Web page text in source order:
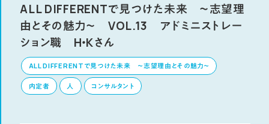
ALL DIFFERENTで見つけた未来 ～志望理
由とその魅力～ VOL.13 アドミニストレー
ション職 H・Kさん
ALL DIFFERENTで見つけた未来 ～志望理由とその魅力～
内定者 人 コンサルタント